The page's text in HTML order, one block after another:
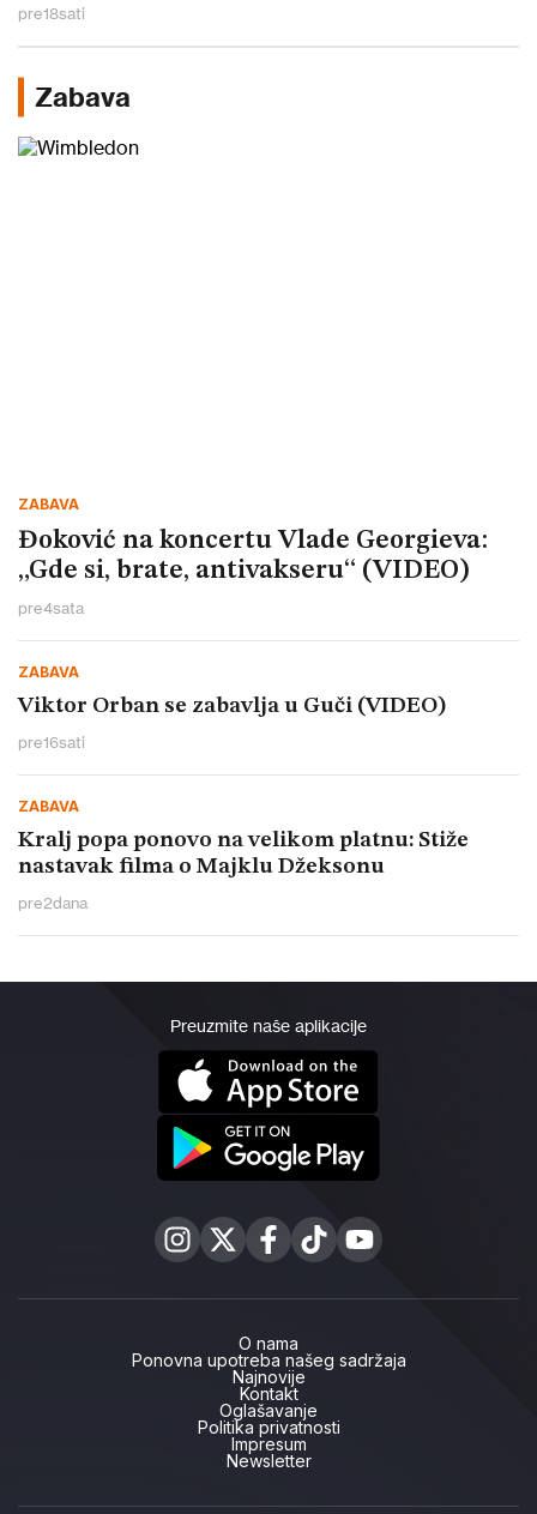
pre18sati
Zabava
ZABAVA
Đoković na koncertu Vlade Georgieva:
„Gde si, brate, antivakseru“ (VIDEO)
pre4sata
ZABAVA
Viktor Orban se zabavlja u Guči (VIDEO)
pre16sati
ZABAVA
Kralj popa ponovo na velikom platnu: Stiže
nastavak filma o Majklu Džeksonu
pre2dana
Preuzmite naše aplikacije
O nama
Ponovna upotreba našeg sadržaja
Najnovije
Kontakt
Oglašavanje
Politika privatnosti
Impresum
Newsletter